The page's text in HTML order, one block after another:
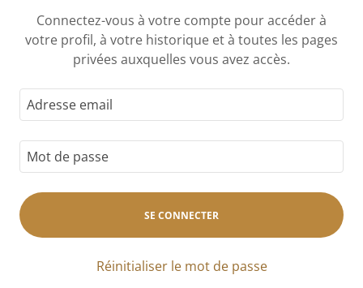
Connectez-vous à votre compte pour accéder à
votre profil, à votre historique et à toutes les pages
privées auxquelles vous avez accès.
SE CONNECTER
Réinitialiser le mot de passe